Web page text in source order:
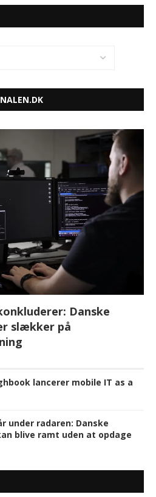
Danske
slækker på
lancerer mobile IT as a
under radaren: Danske
blive ramt uden at opdage